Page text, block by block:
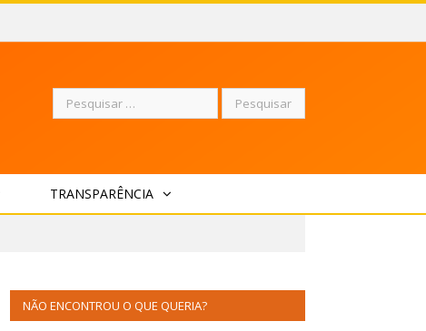
Pesquisar
TRANSPARÊNCIA
NÃO ENCONTROU O QUE QUERIA?